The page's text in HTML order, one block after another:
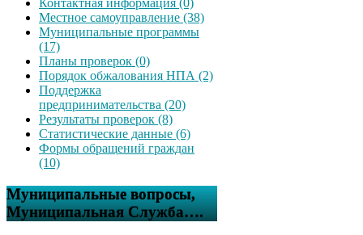
Контактная информация (0)
Местное самоуправление (38)
Муниципальные программы
(17)
Планы проверок (0)
Порядок обжалования НПА (2)
Поддержка
предпринимательства (20)
Результаты проверок (8)
Статистические данные (6)
Формы обращений граждан
(10)
Муниципальные вопросы,
Муниципальная Служба….